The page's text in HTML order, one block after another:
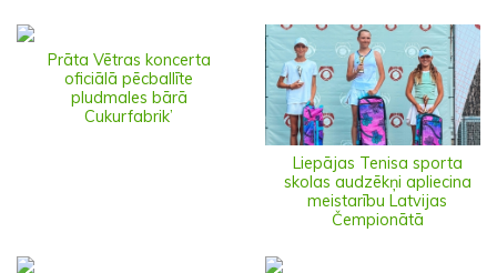
Prāta Vētras koncerta
oficiālā pēcballīte
pludmales bārā
Cukurfabrik’
Liepājas Tenisa sporta
skolas audzēkņi apliecina
meistarību Latvijas
Čempionātā